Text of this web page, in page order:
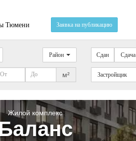
Тюмени Заявка на публикацию
Район Сдан Сдача
м² Застройщик
Жилой комплекс